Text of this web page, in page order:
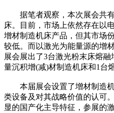
据笔者观察，本次展会共有
床。目前，市场上依然存在以
增材制造机床产品，但其市场
较低。而以激光为能量源的增
展会展出了3台激光粉末床熔
量沉积增(减)材制造机床和1台
本届展会设置了增材制造机
类设备及对其战略价值的认可
显的国产化主导特征，参展的